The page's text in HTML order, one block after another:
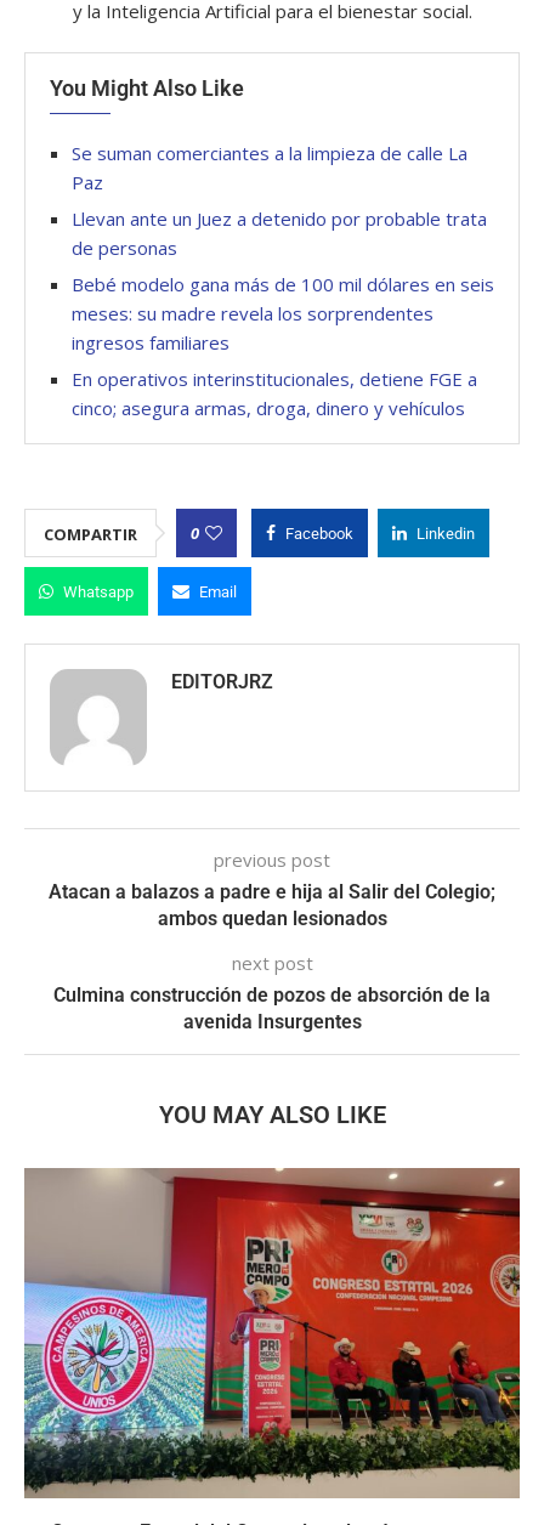
y la Inteligencia Artificial para el bienestar social.
You Might Also Like
Se suman comerciantes a la limpieza de calle La
Paz
Llevan ante un Juez a detenido por probable trata
de personas
Bebé modelo gana más de 100 mil dólares en seis
meses: su madre revela los sorprendentes
ingresos familiares
En operativos interinstitucionales, detiene FGE a
cinco; asegura armas, droga, dinero y vehículos
COMPARTIR 0 Facebook Linkedin
Whatsapp Email
EDITORJRZ
previous post
Atacan a balazos a padre e hija al Salir del Colegio;
ambos quedan lesionados
next post
Culmina construcción de pozos de absorción de la
avenida Insurgentes
YOU MAY ALSO LIKE